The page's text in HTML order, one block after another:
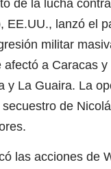
de la lucha
EE.UU., lanzó el
militar
afectó a Caracas
y La Guaira. La
de
las acciones de